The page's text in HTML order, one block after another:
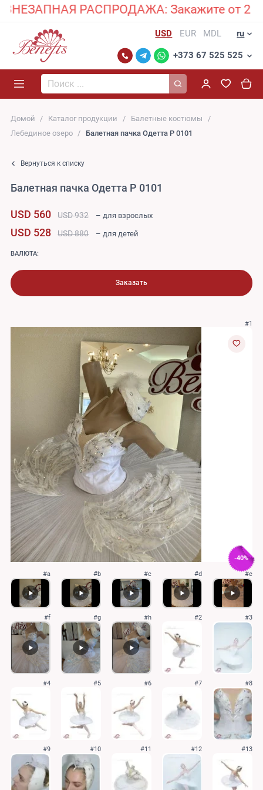
РАСПРОДАЖА: Закажите от 2
USD EUR MDL ru
+373 67 525 525
Поиск...
Домой Каталог продукции
Балетные костюмы
Лебединое озеро
Балетная пачка Одетта P 0101
Вернуться к списку
Балетная пачка Одетта P 0101
USD 560 USD 932 – для взрослых
USD 528 USD 880 – для детей
ВАЛЮТА:
Заказать
#1
-40%
#a #b #c #d #e
#f #g #h #2 #3
#4 #5 #6 #7 #8
#9 #10 #11 #12 #13